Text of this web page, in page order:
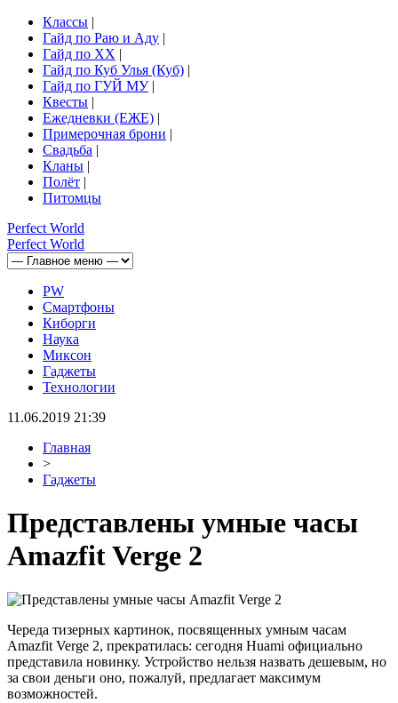
Классы |
Гайд по Раю и Аду |
Гайд по ХХ |
Гайд по Куб Улья (Куб) |
Гайд по ГУЙ МУ|
Квесты |
Ежедневки (ЕЖЕ) |
Примерочная брони |
Свадьба |
Кланы |
Полёт |
Питомцы
Perfect World
Perfect World
PW
Смартфоны
Киборги
Наука
Миксон
Гаджеты
Технологии
11.06.2019 21:39
Главная
>
Гаджеты
Представлены умные часы
Amazfit Verge 2
Череда тизерных картинок, посвященных умным часам
Amazfit Verge 2, прекратилась: сегодня Huami официально
представила новинку. Устройство нельзя назвать дешевым, но
за свои деньги оно, пожалуй, предлагает максимум
возможностей.